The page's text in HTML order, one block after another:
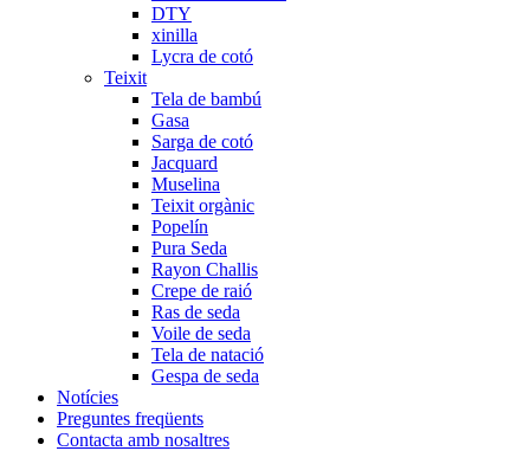
DTY
xinilla
Lycra de cotó
Teixit
Tela de bambú
Gasa
Sarga de cotó
Jacquard
Muselina
Teixit orgànic
Popelín
Pura Seda
Rayon Challis
Crepe de raió
Ras de seda
Voile de seda
Tela de natació
Gespa de seda
Notícies
Preguntes freqüents
Contacta amb nosaltres